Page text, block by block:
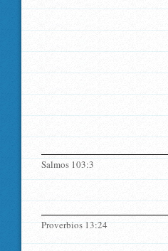
Salmos 103:3
Proverbios 13:24